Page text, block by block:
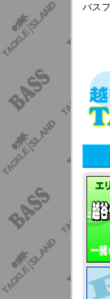
バス